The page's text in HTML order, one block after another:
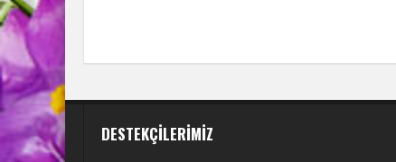
DESTEKÇILERIMIZ